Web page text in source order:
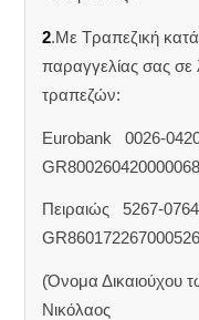
2.Με Τραπεζική
παραγγελίας σας
τραπεζών:
Eurobank 0026-
Πειραιώς 5267-
(Όνομα Δικαιούχου
Νικόλαος